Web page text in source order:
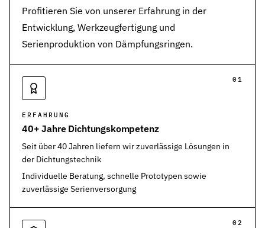
Profitieren Sie von unserer Erfahrung in der
Entwicklung, Werkzeugfertigung und
Serienproduktion von Dämpfungsringen.
01
ERFAHRUNG
40+ Jahre Dichtungskompetenz
Seit über 40 Jahren liefern wir zuverlässige Lösungen in
der Dichtungstechnik
Individuelle Beratung, schnelle Prototypen sowie
zuverlässige Serienversorgung
02